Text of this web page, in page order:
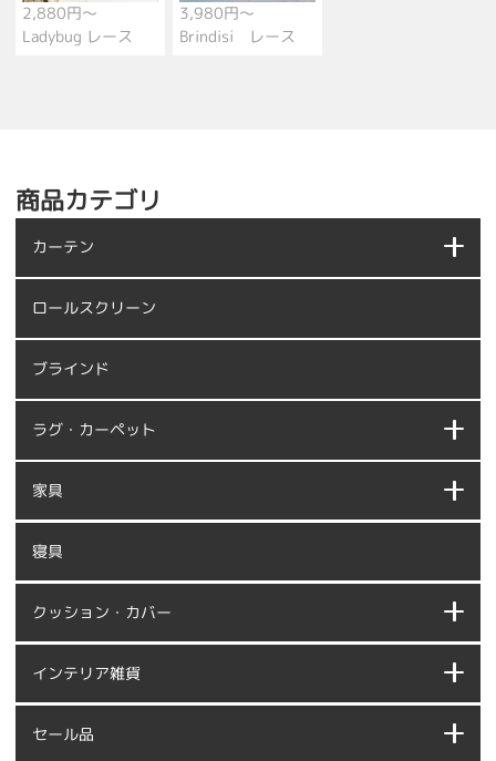
2,880円～
Ladybug レース
3,980円～
Brindisi レース
商品カテゴリ
カーテン
ロールスクリーン
ブラインド
ラグ・カーペット
家具
寝具
クッション・カバー
インテリア雑貨
セール品